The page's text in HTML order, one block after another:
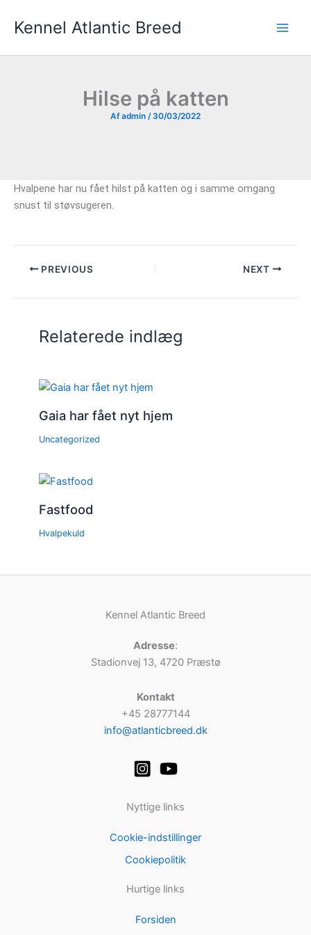
Kennel Atlantic Breed
Hilse på katten
Afadmin / 30/03/2022
Hvalpene har nu fået hilst på katten og i samme omgang
snust til støvsugeren.
PREVIOUS NEXT
Relaterede indlæg
Gaia har fået nyt hjem
Uncategorized
Fastfood
Hvalpekuld
Kennel Atlantic Breed
Adresse:
Stadionvej 13, 4720 Præstø
Kontakt
+45 28777144
info@atlanticbreed.dk
Nyttige links
Cookie-indstillinger
Cookiepolitik
Hurtige links
Forsiden